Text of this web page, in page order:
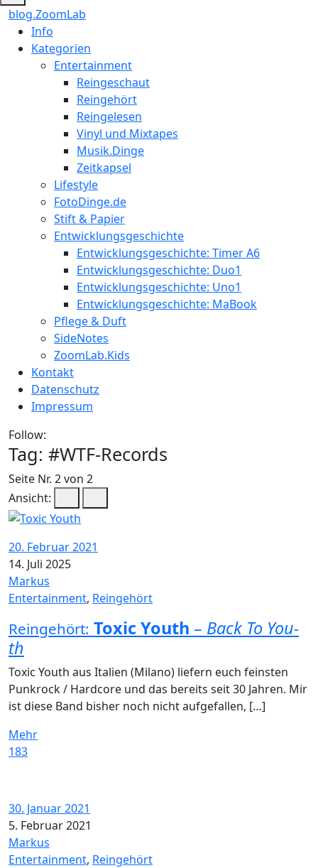
blog.ZoomLab
ZoomLab
//
Info
Kategorien
Entertainment
Reingeschaut
Reingehört
Reingelesen
Vinyl und Mixtapes
Musik.Dinge
Zeitkapsel
Lifestyle
FotoDinge.de
Stift & Papier
Entwicklungsgeschichte
Entwicklungsgeschichte: Timer A6
Entwicklungsgeschichte: Duo1
Entwicklungsgeschichte: Uno1
Entwicklungsgeschichte: MaBook
Pflege & Duft
SideNotes
ZoomLab.Kids
Kontakt
Datenschutz
Impressum
Follow:
Tag: #WTF-Records
Seite Nr. 2 von 2
Ansicht:
20. Februar 2021
14. Juli 2025
Markus
Entertainment, Reingehört
Reingehört: Toxic Youth – Back To You-
th
Toxic Youth aus Italien (Milano) liefern euch feinsten
Punkrock / Hardcore und das bereits seit 30 Jahren. Mir
ist diese Band bisher noch nicht aufgefallen, […]
Mehr
183
30. Januar 2021
5. Februar 2021
Markus
Entertainment, Reingehört